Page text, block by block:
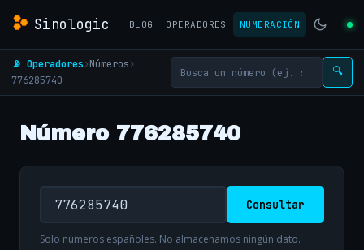
Sinologic BLOG OPERADORES NUMERACIÓN
📡 Operadores›Números›
776285740
🔍
Número 776285740
Consultar
Solo números españoles. No almacenamos ningún dato.